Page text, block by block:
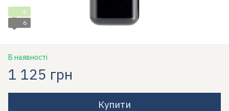
6
6
В наявності
1 125 грн
Купити